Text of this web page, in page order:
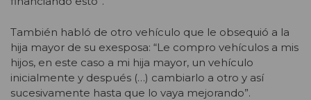
También habló de otro vehículo que le obsequió a la
hija mayor de su exesposa: “Le compro vehículos a mis
hijos, en este caso a mi hija mayor, un vehículo
inicialmente y después (…) cambiarlo a otro y así
sucesivamente hasta que lo vaya mejorando”.